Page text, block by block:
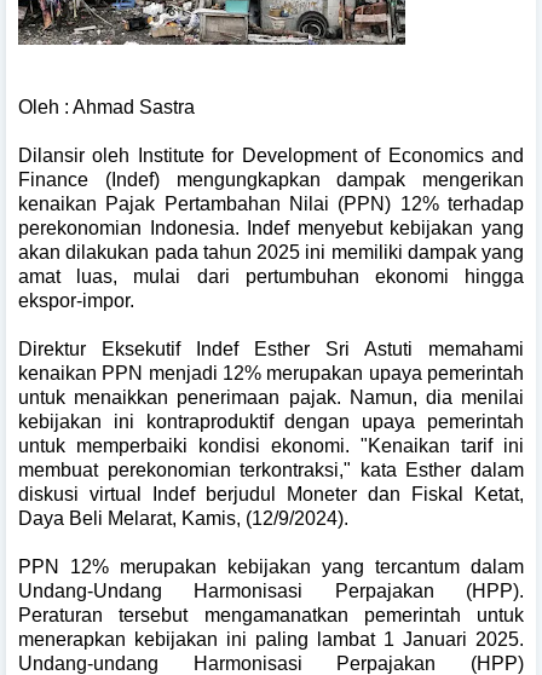
Oleh : Ahmad Sastra
Dilansir oleh Institute for Development of Economics and
Finance (Indef) mengungkapkan dampak mengerikan
kenaikan Pajak Pertambahan Nilai (PPN) 12% terhadap
perekonomian Indonesia. Indef menyebut kebijakan yang
akan dilakukan pada tahun 2025 ini memiliki dampak yang
amat luas, mulai dari pertumbuhan ekonomi hingga
ekspor-impor.
Direktur Eksekutif Indef Esther Sri Astuti memahami
kenaikan PPN menjadi 12% merupakan upaya pemerintah
untuk menaikkan penerimaan pajak. Namun, dia menilai
kebijakan ini kontraproduktif dengan upaya pemerintah
untuk memperbaiki kondisi ekonomi. "Kenaikan tarif ini
membuat perekonomian terkontraksi," kata Esther dalam
diskusi virtual Indef berjudul Moneter dan Fiskal Ketat,
Daya Beli Melarat, Kamis, (12/9/2024).
PPN 12% merupakan kebijakan yang tercantum dalam
Undang-Undang Harmonisasi Perpajakan (HPP).
Peraturan tersebut mengamanatkan pemerintah untuk
menerapkan kebijakan ini paling lambat 1 Januari 2025.
Undang-undang Harmonisasi Perpajakan (HPP)